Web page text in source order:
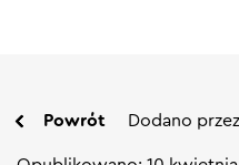
Powrót Dodano